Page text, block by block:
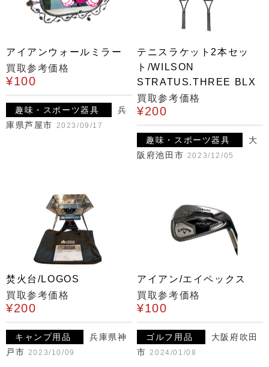
アイアンウォールミラー
買取参考価格
¥100
趣味・スポーツ器具
兵
庫県芦屋市 2023/09/17
テニスラケット2本セッ
ト/WILSON
STRATUS.THREE BLX
買取参考価格
¥200
趣味・スポーツ器具
大
阪府池田市 2023/12/05
焚火台/LOGOS
買取参考価格
¥200
キャンプ用品
兵庫県神
戸市 2023/10/09
アイアン/エイペックス
買取参考価格
¥100
ゴルフ用品
大阪府吹田
市 2024/01/08